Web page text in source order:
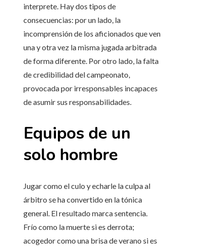
interprete. Hay dos tipos de
consecuencias: por un lado, la
incomprensión de los aficionados que ven
una y otra vez la misma jugada arbitrada
de forma diferente. Por otro lado, la falta
de credibilidad del campeonato,
provocada por irresponsables incapaces
de asumir sus responsabilidades.
Equipos de un
solo hombre
Jugar como el culo y echarle la culpa al
árbitro se ha convertido en la tónica
general. El resultado marca sentencia.
Frío como la muerte si es derrota;
acogedor como una brisa de verano si es